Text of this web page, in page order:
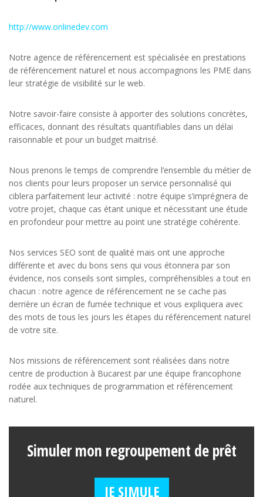
http://www.onlinedev.com
Notre agence de référencement est spécialisée en prestations
de référencement naturel et nous accompagnons les PME dans
leur stratégie de visibilité sur le web.
Notre savoir-faire consiste à apporter des solutions concrètes,
efficaces, donnant des résultats quantifiables dans un délai
raisonnable et pour un budget maitrisé.
Nous prenons le temps de comprendre l’ensemble du métier de
nos clients pour leurs proposer un service personnalisé qui
ciblera parfaitement leur activité : notre équipe s’imprégnera de
votre projet, chaque cas étant unique et nécessitant une étude
en profondeur pour mettre au point une stratégie cohérente.
Nos services SEO sont de qualité mais ont une approche
différente et avec du bons sens qui vous étonnera par son
évidence, nos conseils sont simples, compréhensibles a tout en
chacun : notre agence de référencement ne se cache pas
derrière un écran de fumée technique et vous expliquera avec
des mots de tous les jours les étapes du référencement naturel
de votre site.
Nos missions de référencement sont réalisées dans notre
centre de production à Bucarest par une équipe francophone
rodée aux techniques de programmation et référencement
naturel.
Simuler mon regroupement de prêt
JE SIMULE